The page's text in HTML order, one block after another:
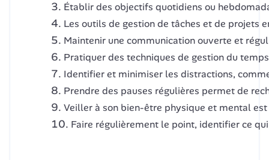
Établir des objectifs quotidiens ou
Les outils de gestion de tâches et de projets
Maintenir une communication ouverte et
Pratiquer des techniques de gestion du
Identifier et minimiser les distractions,
Prendre des pauses régulières permet de
Veiller à son bien-être physique et mental
Faire régulièrement le point, identifier ce